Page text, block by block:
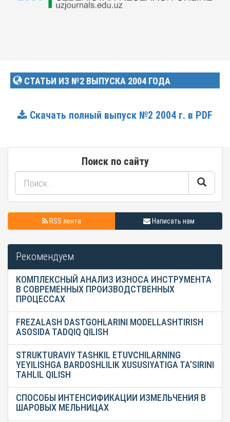
СТАТЬИ ИЗ №2 ВЫПУСКА 2004 ГОДА
Скачать полный выпуск №2 2004 г. в PDF
Поиск по сайту
RSS лента Написать нам
Рекомендуем
КОМПЛЕКСНЫЙ АНАЛИЗ ИЗНОСА ИНСТРУМЕНТА
В СОВРЕМЕННЫХ ПРОИЗВОДСТВЕННЫХ
ПРОЦЕССАХ
FREZALASH DASTGOHLARINI MODELLASHTIRISH
ASOSIDA TADQIQ QILISH
STRUKTURAVIY TASHKIL ETUVCHILARNING
YEYILISHGA BARDOSHLILIK XUSUSIYATIGA TA’SIRINI
TAHLIL QILISH
СПОСОБЫ ИНТЕНСИФИКАЦИИ ИЗМЕЛЬЧЕНИЯ В
ШАРОВЫХ МЕЛЬНИЦАХ